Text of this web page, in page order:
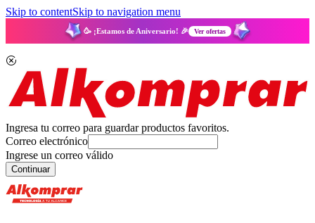
Skip to contentSkip to navigation menu
🥳 ¡Estamos de Aniversario! 🎉 Ver ofertas
Ingresa tu correo para guardar productos favoritos.
Correo electrónico
Ingrese un correo válido
Continuar